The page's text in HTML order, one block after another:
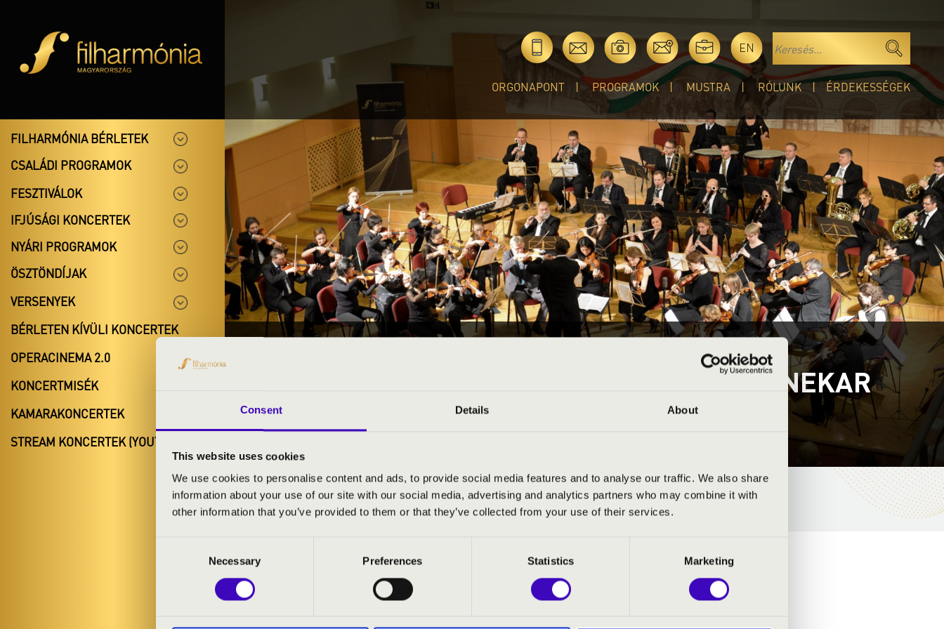
Consent Details About
This website uses cookies
We use cookies to personalise content and ads, to provide social media features and to analyse our traffic. We also share
information about your use of our site with our social media, advertising and analytics partners who may combine it with
other information that you’ve provided to them or that they’ve collected from your use of their services.
Necessary Preferences Statistics Marketing
EN
ORGONAPONT PROGRAMOK MUSTRA RÓLUNK ÉRDEKESSÉGEK
FILHARMÓNIA BÉRLETEK
CSALÁDI PROGRAMOK
FESZTIVÁLOK
IFJÚSÁGI KONCERTEK
NYÁRI PROGRAMOK
ÖSZTÖNDÍJAK
VERSENYEK
BÉRLETEN KÍVÜLI KONCERTEK
OPERACINEMA 2.0
KONCERTMISÉK
KAMARAKONCERTEK
STREAM KONCERTEK (YOUTUBE)
#ZENEÓRA - SZABOLCSI SZIMFONIKUS ZENEKAR
Kótaj
Szabolcs-Szatmár-Bereg vármegye
BÉRLET- ÉS JEGYÁRAK
ELŐADÓK: